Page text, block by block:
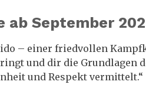
ab September
– einer friedvollen
und dir die Grundlagen
und Respekt vermittelt.“